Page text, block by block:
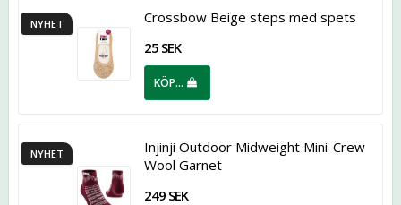
NYHET
Crossbow Beige steps med spets
25 SEK
KÖP…
NYHET
Injinji Outdoor Midweight Mini-Crew
Wool Garnet
249 SEK